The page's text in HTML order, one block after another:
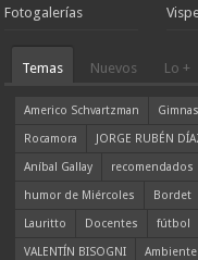
Fotogalerías
Temas Nuevos Lo +
Americo Schvartzman
Rocamora
JORGE RUBÉN
Aníbal Gallay
recomendados
humor de Miércoles
Bordet
Lauritto
Docentes fútbol
VALENTÍN BISOGNI
Ambiente